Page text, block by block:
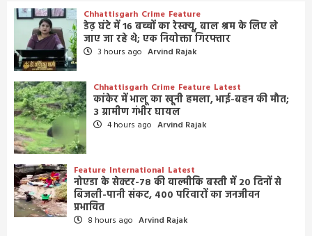
Chhattisgarh Crime Feature
डेढ़ घंटे में 16 बच्चों का रेस्क्यू, बाल श्रम के लिए ले
जाए जा रहे थे; एक नियोक्ता गिरफ्तार
3 hours ago Arvind Rajak
Chhattisgarh Crime Feature Latest
कांकेर में भालू का खूनी हमला, भाई-बहन की मौत;
3 ग्रामीण गंभीर घायल
4 hours ago Arvind Rajak
Feature International Latest
नोएडा के सेक्टर-78 की वाल्मीकि बस्ती में 20 दिनों से
बिजली-पानी संकट, 400 परिवारों का जनजीवन
प्रभावित
8 hours ago Arvind Rajak